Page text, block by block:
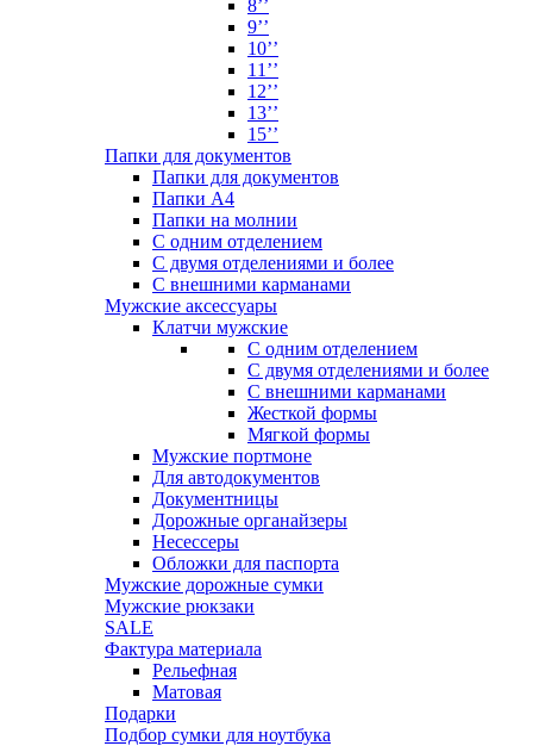
8’’
9’’
10’’
11’’
12’’
13’’
15’’
Папки для документов
Папки для документов
Папки А4
Папки на молнии
С одним отделением
С двумя отделениями и более
С внешними карманами
Мужские аксессуары
Клатчи мужские
С одним отделением
С двумя отделениями и более
С внешними карманами
Жесткой формы
Мягкой формы
Мужские портмоне
Для автодокументов
Документницы
Дорожные органайзеры
Несессеры
Обложки для паспорта
Мужские дорожные сумки
Мужские рюкзаки
SALE
Фактура материала
Рельефная
Матовая
Подарки
Подбор сумки для ноутбука